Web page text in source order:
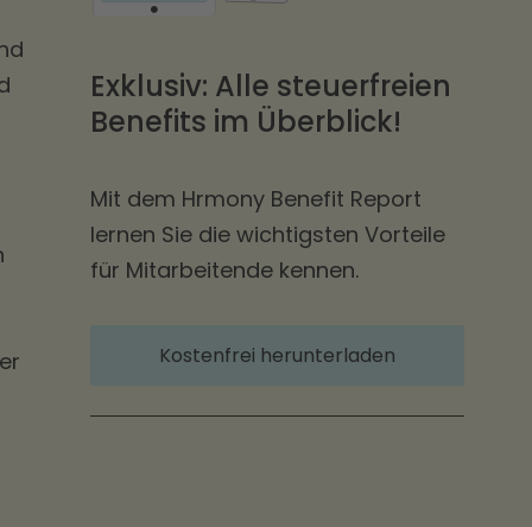
Exklusiv: Alle steuerfreien
Benefits im Überblick!
Mit dem Hrmony Benefit Report
lernen Sie die wichtigsten Vorteile
für Mitarbeitende kennen.
Kostenfrei herunterladen